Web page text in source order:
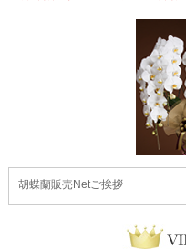
胡蝶蘭販売Netご挨拶